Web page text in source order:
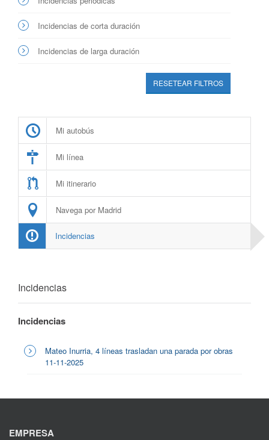
Incidencias de corta duración
Incidencias de larga duración
RESETEAR FILTROS
Mi autobús
Mi línea
Mi itinerario
Navega por Madrid
Incidencias
Incidencias
Incidencias
Mateo Inurria, 4 líneas trasladan una parada por obras
11-11-2025
EMPRESA